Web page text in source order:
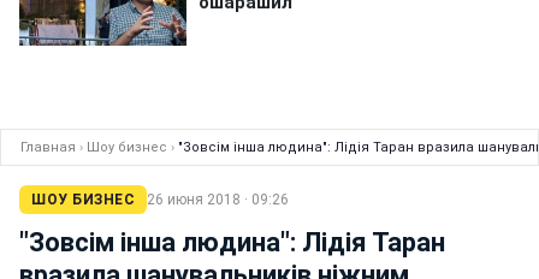
Главная › Шоу бизнес › "Зовсім інша людина": Лідія Таран вразила
ШОУ БИЗНЕС 26 июня 2018 · 09:26
"Зовсім інша людина": Лідія Таран